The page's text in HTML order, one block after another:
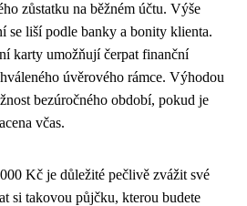
zůstatku na běžném účtu. Výše
se liší podle banky a bonity klienta.
karty umožňují čerpat finanční
úvěrového rámce. Výhodou
bezúročného období, pokud je
včas.
Kč je důležité pečlivě zvážit své
si takovou půjčku, kterou budete